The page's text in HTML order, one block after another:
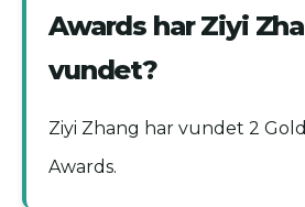
Awards har Ziyi
vundet?
Ziyi Zhang har vundet 2
Awards.